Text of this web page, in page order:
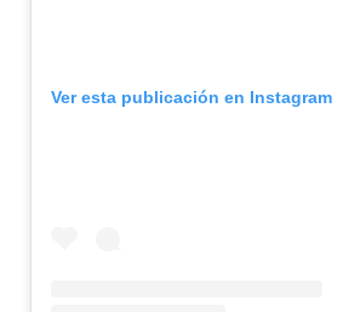
Ver esta publicación en Instagram